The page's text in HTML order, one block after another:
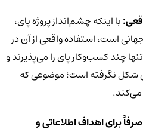
با اینکه چشم‌انداز پروژه پای،
است، استفاده واقعی از آن در
چند کسب‌و‌کار پای را می‌پذیرند و
شکل نگرفته است؛ موضوعی که
برای اهداف اطلاعاتی و